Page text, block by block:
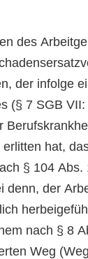
des
der infolge
(§ 7 SGB VII:
hat,
§ 104 Abs.
denn, der
nach § 8
Weg